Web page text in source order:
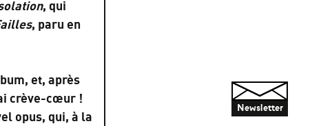
, qui
, paru en
et, après
crève-cœur !
opus, qui, à la
Newsletter